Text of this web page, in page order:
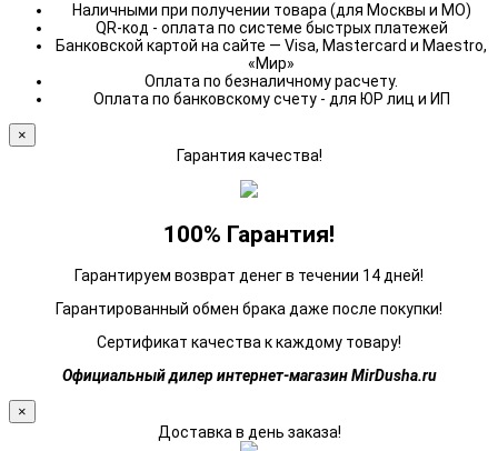
Наличными при получении товара (для Москвы и МО)
QR-код - оплата по системе быстрых платежей
Банковской картой на сайте — Visa, Mastercard и Maestro,
«Мир»
Оплата по безналичному расчету.
Оплата по банковскому счету - для ЮР лиц и ИП
×
Гарантия качества!
100% Гарантия!
Гарантируем возврат денег в течении 14 дней!
Гарантированный обмен брака даже после покупки!
Сертификат качества к каждому товару!
Официальный дилер интернет-магазин MirDusha.ru
×
Доставка в день заказа!